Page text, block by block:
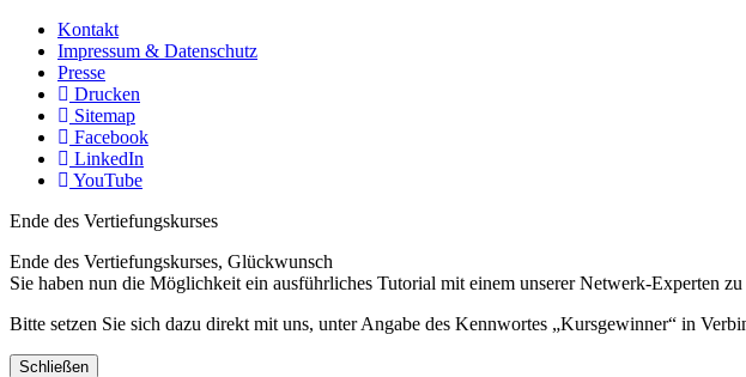
Kontakt
Impressum & Datenschutz
Presse
Drucken
Sitemap
Facebook
LinkedIn
YouTube
Ende des Vertiefungskurses
Ende des Vertiefungskurses, Glückwunsch
Sie haben nun die Möglichkeit ein ausführliches Tutorial mit einem unserer Netwerk-Experten zu
Bitte setzen Sie sich dazu direkt mit uns, unter Angabe des Kennwortes „Kursgewinner“ in
Schließen